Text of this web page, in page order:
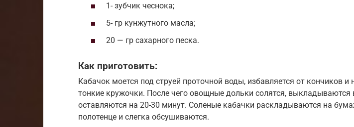
1- зубчик чеснока;
5- гр кунжутного масла;
20 — гр сахарного песка.
Как приготовить:
Кабачок моется под струей проточной воды, избавляется от кончиков и
тонкие кружочки. После чего овощные дольки солятся, выкладываются
оставляются на 20-30 минут. Соленые кабачки раскладываются на
полотенце и слегка обсушиваются.